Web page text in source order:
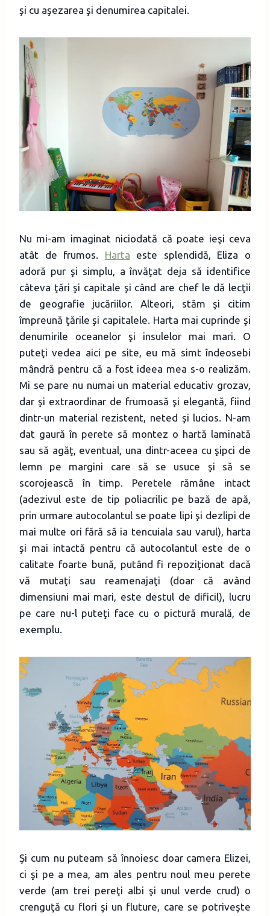
şi cu aşezarea şi denumirea capitalei.
Nu mi-am imaginat niciodată că poate ieşi ceva
atât de frumos. Harta este splendidă, Eliza o
adoră pur şi simplu, a învăţat deja să identifice
câteva ţări şi capitale şi când are chef le dă lecţii
de geografie jucăriilor. Alteori, stăm şi citim
împreună ţările şi capitalele. Harta mai cuprinde şi
denumirile oceanelor şi insulelor mai mari. O
puteţi vedea aici pe site, eu mă simt îndeosebi
mândră pentru că a fost ideea mea s-o realizăm.
Mi se pare nu numai un material educativ grozav,
dar şi extraordinar de frumoasă şi elegantă, fiind
dintr-un material rezistent, neted şi lucios. N-am
dat gaură în perete să montez o hartă laminată
sau să agăţ, eventual, una dintr-aceea cu şipci de
lemn pe margini care să se usuce şi să se
scorojească în timp. Peretele rămâne intact
(adezivul este de tip poliacrilic pe bază de apă,
prin urmare autocolantul se poate lipi şi dezlipi de
mai multe ori fără să ia tencuiala sau varul), harta
şi mai intactă pentru că autocolantul este de o
calitate foarte bună, putând fi repoziţionat dacă
vă mutaţi sau reamenajaţi (doar că având
dimensiuni mai mari, este destul de dificil), lucru
pe care nu-l puteţi face cu o pictură murală, de
exemplu.
Şi cum nu puteam să înnoiesc doar camera Elizei,
ci şi pe a mea, am ales pentru noul meu perete
verde (am trei pereţi albi şi unul verde crud) o
crenguţă cu flori şi un fluture, care se potriveşte